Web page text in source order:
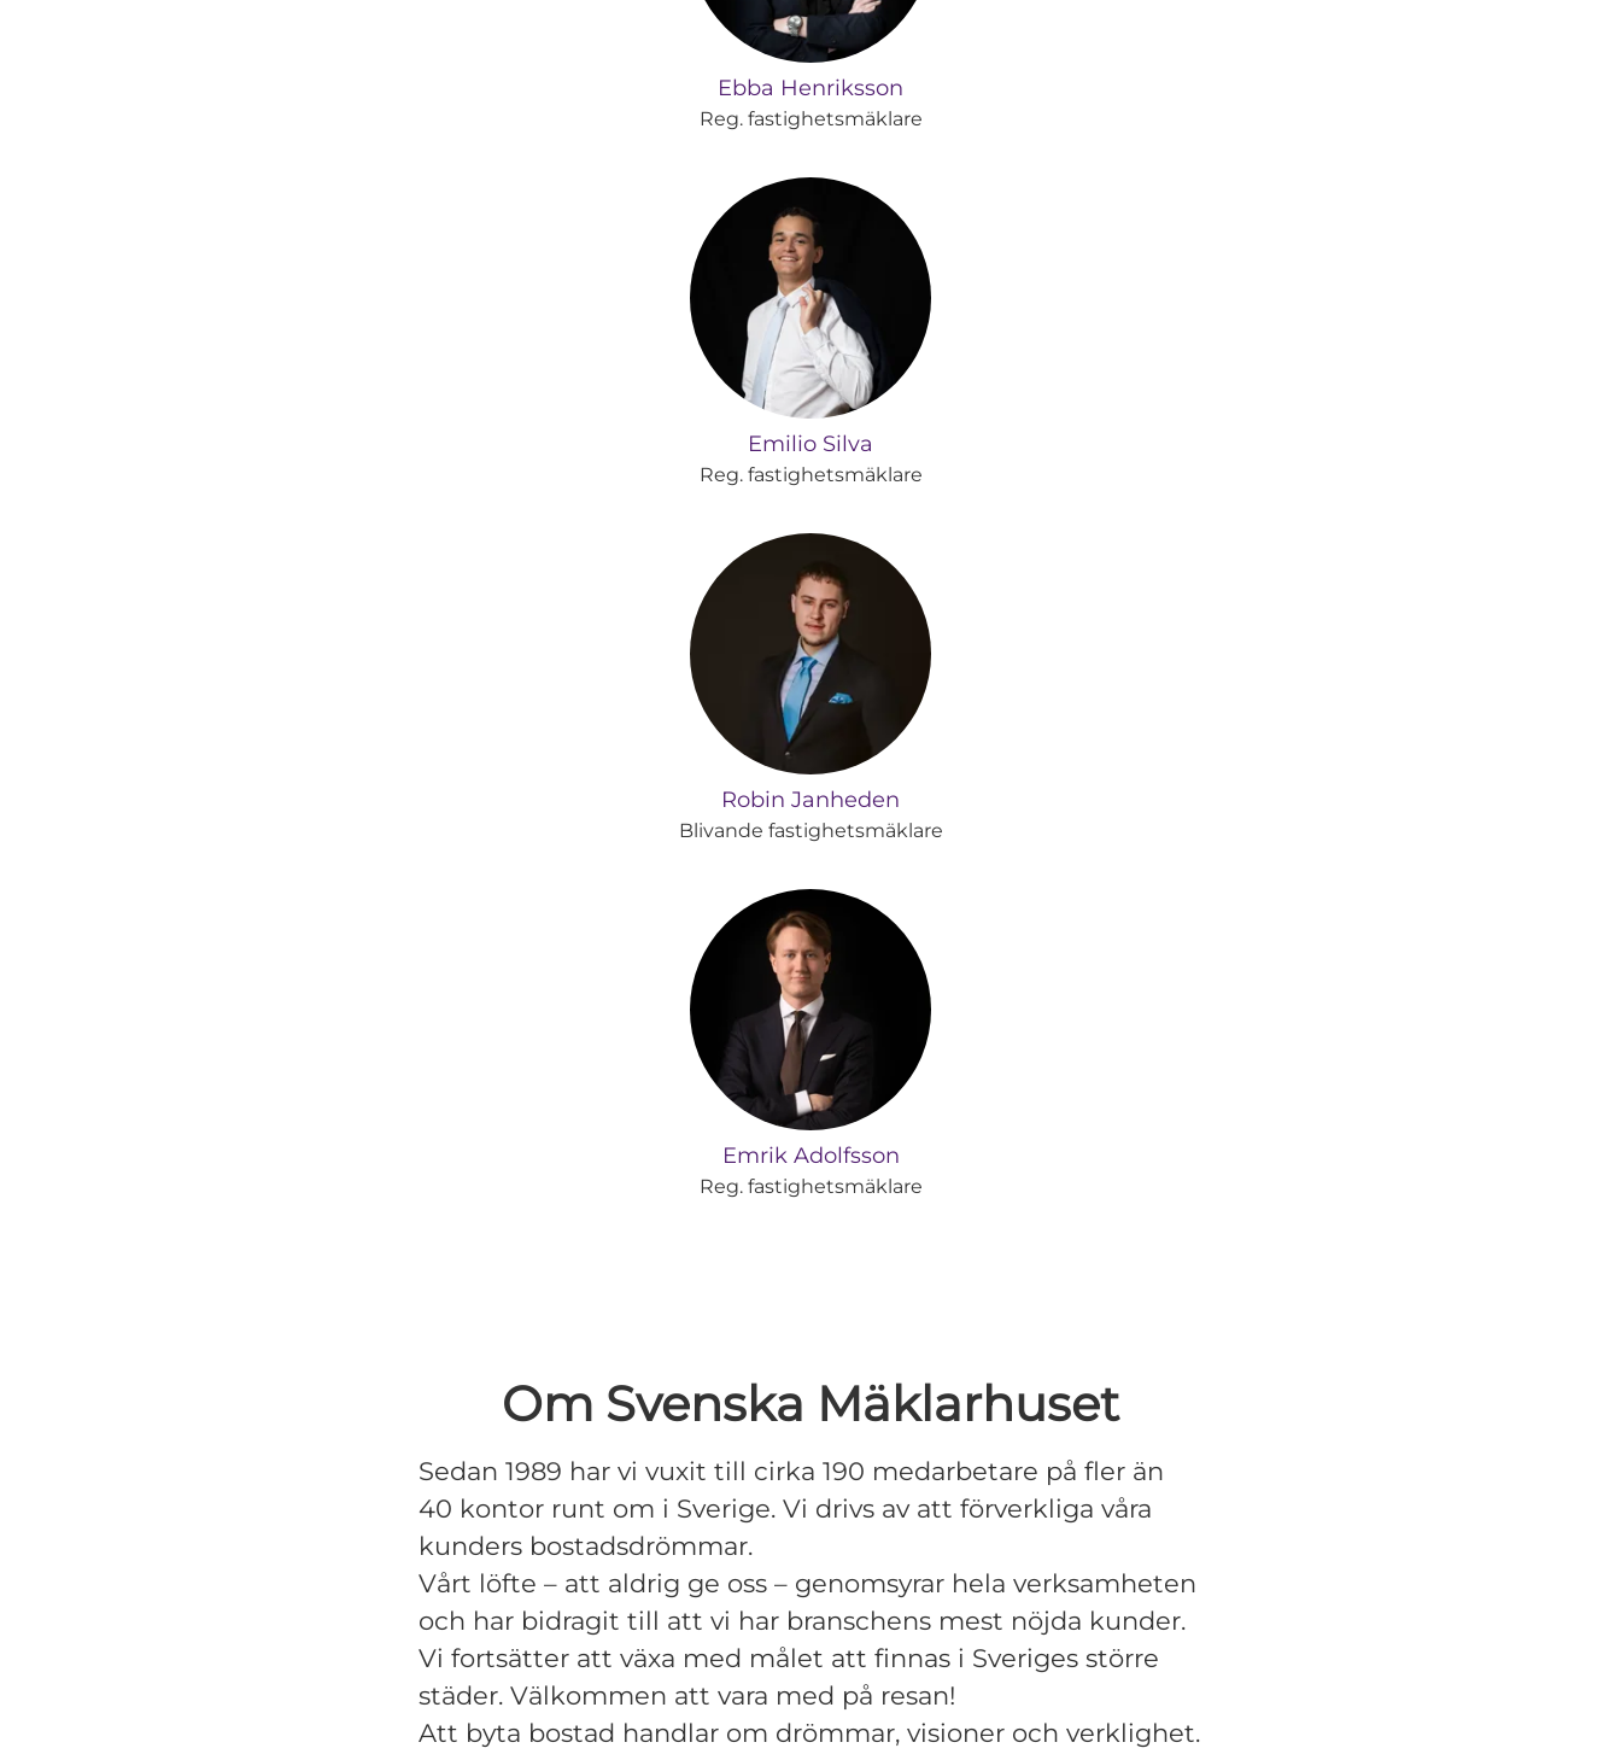
Ebba Henriksson
Reg. fastighetsmäklare
Emilio Silva
Reg. fastighetsmäklare
Robin Janheden
Blivande fastighetsmäklare
Emrik Adolfsson
Reg. fastighetsmäklare
Om Svenska Mäklarhuset
Sedan 1989 har vi vuxit till cirka 190 medarbetare på fler än
40 kontor runt om i Sverige. Vi drivs av att förverkliga våra
kunders bostadsdrömmar.
Vårt löfte – att aldrig ge oss – genomsyrar hela verksamheten
och har bidragit till att vi har branschens mest nöjda kunder.
Vi fortsätter att växa med målet att finnas i Sveriges större
städer. Välkommen att vara med på resan!
Att byta bostad handlar om drömmar, visioner och verklighet.